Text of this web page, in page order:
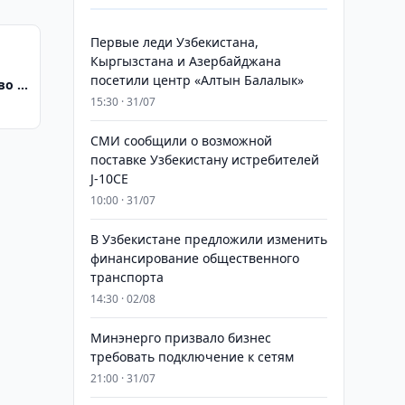
в
Первые леди Узбекистана,
Кыргызстана и Азербайджана
посетили центр «Алтын Балалык»
15:30 · 31/07
СМИ сообщили о возможной
поставке Узбекистану истребителей
J-10CE
10:00 · 31/07
В Узбекистане предложили изменить
финансирование общественного
транспорта
14:30 · 02/08
Минэнерго призвало бизнес
требовать подключение к сетям
21:00 · 31/07